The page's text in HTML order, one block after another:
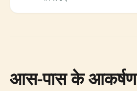
आस-पास के आकर्षण